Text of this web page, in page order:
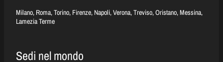
Milano, Roma, Torino, Firenze, Napoli, Verona, Treviso, Oristano, Messina,
Lamezia Terme
Sedi nel mondo